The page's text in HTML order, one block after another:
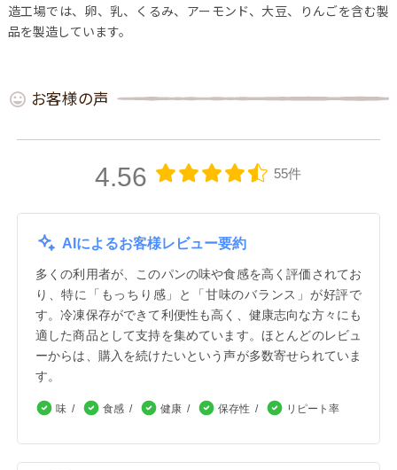
造工場では、卵、乳、くるみ、アーモンド、大豆、りんごを含む製
品を製造しています。
お客様の声
4.56 55件
AIによるお客様レビュー要約
多くの利用者が、このパンの味や食感を高く評価されてお
り、特に「もっちり感」と「甘味のバランス」が好評で
す。冷凍保存ができて利便性も高く、健康志向な方々にも
適した商品として支持を集めています。ほとんどのレビュ
ーからは、購入を続けたいという声が多数寄せられていま
す。
味 食感 健康 保存性 リピート率